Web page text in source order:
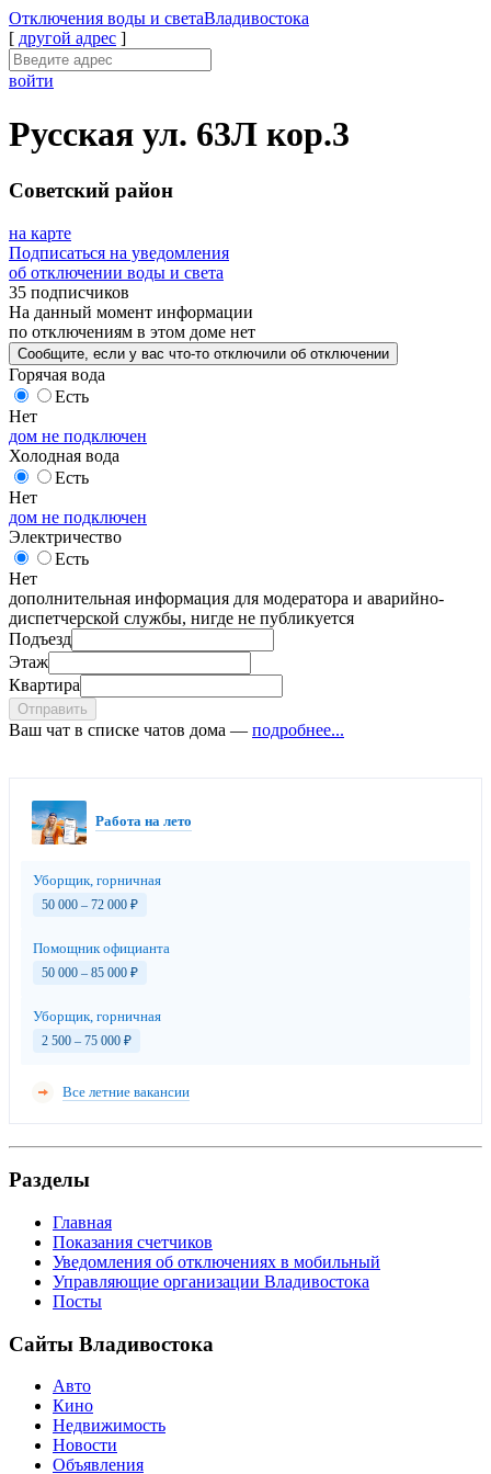
Отключения воды и светаВладивостока
[ другой адрес ]
войти
Русская ул. 63Л кор.3
Советский район
на карте
Подписаться на уведомления
об отключении воды и света
35 подписчиков
На данный момент информации
по отключениям в этом доме нет
Сообщите , если у вас что-то отключили об отключении
Горячая вода
Есть
Нет
дом не подключен
Холодная вода
Есть
Нет
дом не подключен
Электричество
Есть
Нет
дополнительная информация для модератора и аварийно-
диспетчерской службы, нигде не публикуется
Подъезд
Этаж
Квартира
Отправить
Ваш чат в списке чатов дома — подробнее...
Работа на лето
Уборщик, горничная
50 000 – 72 000 ₽
Помощник официанта
50 000 – 85 000 ₽
Уборщик, горничная
2 500 – 75 000 ₽
Все летние вакансии
Разделы
Главная
Показания счетчиков
Уведомления об отключениях в мобильный
Управляющие организации Владивостока
Посты
Сайты Владивостока
Авто
Кино
Недвижимость
Новости
Объявления